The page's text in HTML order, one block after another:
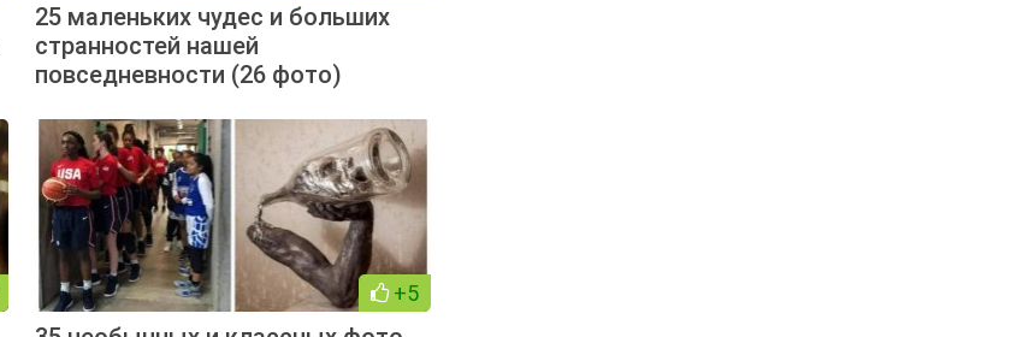
25 маленьких чудес и больших
странностей нашей
повседневности (26 фото)
+5